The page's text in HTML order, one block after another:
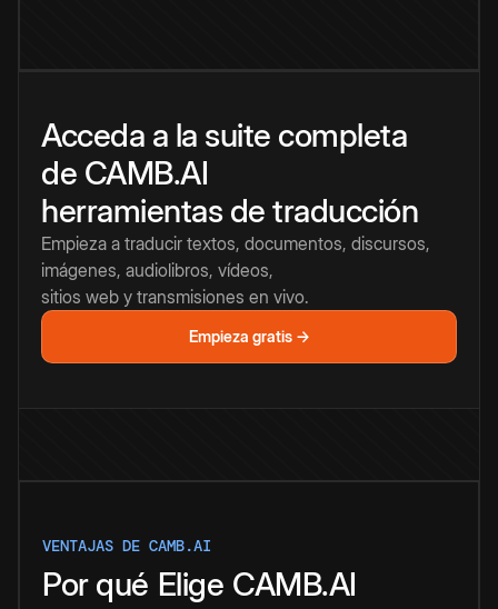
Acceda a la suite completa
de CAMB.AI
herramientas de traducción
Empieza a traducir textos, documentos, discursos,
imágenes, audiolibros, vídeos,
sitios web y transmisiones en vivo.
Empieza gratis →
VENTAJAS DE CAMB.AI
Por qué Elige CAMB.AI